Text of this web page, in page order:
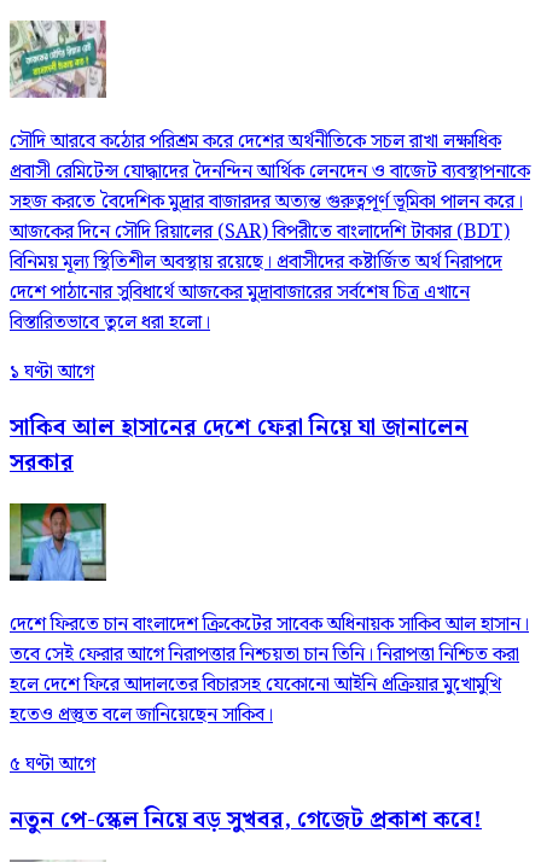
সৌদি আরবে কঠোর পরিশ্রম করে দেশের অর্থনীতিকে সচল রাখা লক্ষাধিক
প্রবাসী রেমিটেন্স যোদ্ধাদের দৈনন্দিন আর্থিক লেনদেন ও বাজেট ব্যবস্থাপনাকে
সহজ করতে বৈদেশিক মুদ্রার বাজারদর অত্যন্ত গুরুত্বপূর্ণ ভূমিকা পালন করে।
আজকের দিনে সৌদি রিয়ালের (SAR) বিপরীতে বাংলাদেশি টাকার (BDT)
বিনিময় মূল্য স্থিতিশীল অবস্থায় রয়েছে। প্রবাসীদের কষ্টার্জিত অর্থ নিরাপদে
দেশে পাঠানোর সুবিধার্থে আজকের মুদ্রাবাজারের সর্বশেষ চিত্র এখানে
বিস্তারিতভাবে তুলে ধরা হলো।
১ ঘণ্টা আগে
সাকিব আল হাসানের দেশে ফেরা নিয়ে যা জানালেন
সরকার
দেশে ফিরতে চান বাংলাদেশ ক্রিকেটের সাবেক অধিনায়ক সাকিব আল হাসান।
তবে সেই ফেরার আগে নিরাপত্তার নিশ্চয়তা চান তিনি। নিরাপত্তা নিশ্চিত করা
হলে দেশে ফিরে আদালতের বিচারসহ যেকোনো আইনি প্রক্রিয়ার মুখোমুখি
হতেও প্রস্তুত বলে জানিয়েছেন সাকিব।
৫ ঘণ্টা আগে
নতুন পে-স্কেল নিয়ে বড় সুখবর, গেজেট প্রকাশ কবে!